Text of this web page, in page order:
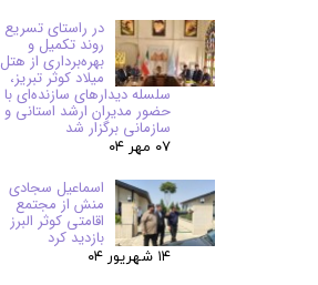
در راستای تسریع
روند تکمیل و
بهره‌برداری از هتل
میلاد کوثر تبریز،
سلسله دیدارهای سازنده‌ای با
حضور مدیران ارشد استانی و
سازمانی برگزار شد
۰۷ مهر ۰۴
اسماعیل سجادی
منش از مجتمع
اقامتی کوثر البرز
بازدید کرد
۱۴ شهریور ۰۴